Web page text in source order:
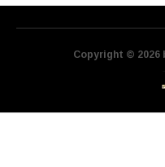
Copyright © 2026